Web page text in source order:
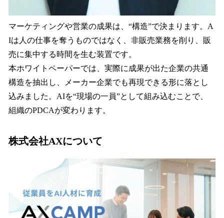
マーケティングや営業の成果は、“構造”で決まります。A
Iは人の仕事を奪うものではなく、非販売業務を削り、販
売に集中する時間を生む装置です。
本ホワイトペーパーでは、実際に成果が出た企業の共通
構造を抽出し、メーカー企業でも再現できる形に落とし
込みました。AIを“現場の一員”として組み込むことで、
組織のPDCAが変わります。
株式会社AXについて